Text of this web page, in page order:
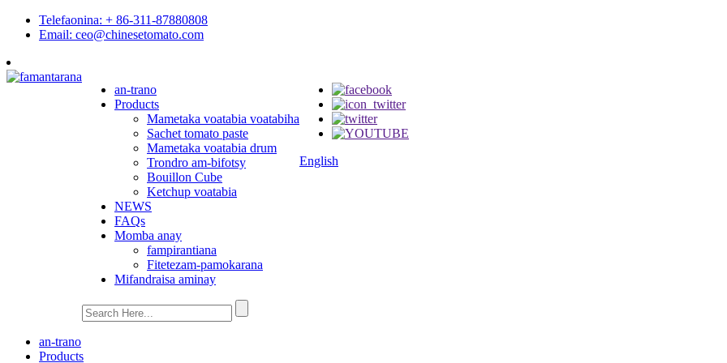
Telefaonina: + 86-311-87880808
Email: ceo@chinesetomato.com
an-trano
Products
Mametaka voatabia voatabiha
Sachet tomato paste
Mametaka voatabia drum
Trondro am-bifotsy
Bouillon Cube
Ketchup voatabia
NEWS
FAQs
Momba anay
fampirantiana
Fitetezam-pamokarana
Mifandraisa aminay
English
an-trano
Products